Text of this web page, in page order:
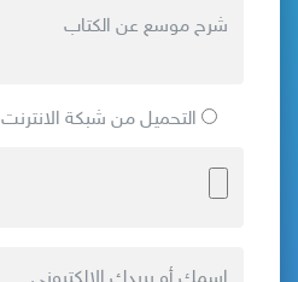
التحميل من شبكة الانترنت